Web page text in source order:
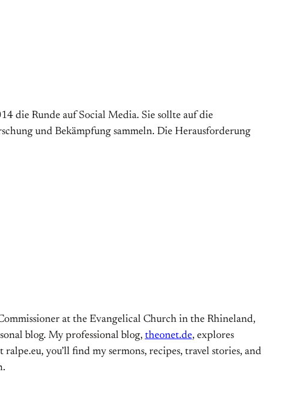
die Runde auf Social Media. Sie sollte auf die
und Bekämpfung sammeln. Die Herausforderung
at the Evangelical Church in the Rhineland,
blog. My professional blog, theonet.de, explores
you’ll find my sermons, recipes, travel stories, and